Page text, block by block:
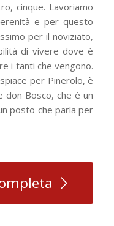
cinque. Lavoriamo
e per questo
per il noviziato,
di vivere dove è
i tanti che vengono.
per Pinerolo, è
don Bosco, che è un
posto che parla per